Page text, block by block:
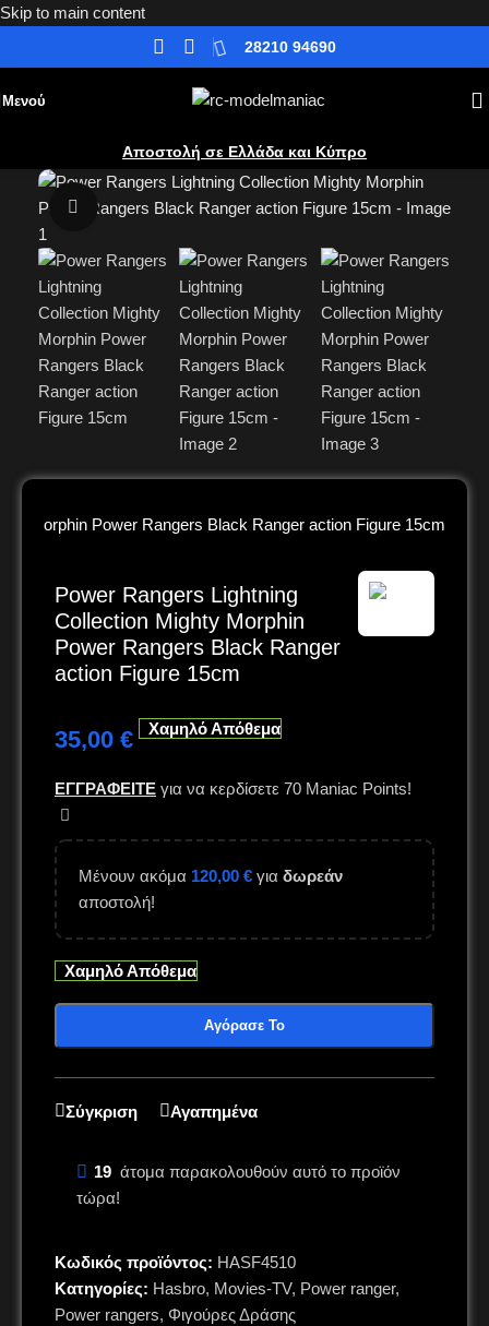
Skip to main content
28210 94690
Μενού
Αποστολή σε Ελλάδα και Κύπρο
Κλικ για μεγέθυνση
Morphin Power Rangers Black Ranger action Figure 15cm
Power Rangers Lightning
Collection Mighty Morphin
Power Rangers Black Ranger
action Figure 15cm
35,00 € Χαμηλό Απόθεμα
ΕΓΓΡΑΦΕΙΤΕ για να κερδίσετε 70 Maniac Points!
Μένουν ακόμα 120,00 € για δωρεάν
αποστολή!
Χαμηλό Απόθεμα
Αγόρασε Το
Σύγκριση Αγαπημένα
19 άτομα παρακολουθούν αυτό το προϊόν
τώρα!
Κωδικός προϊόντος: HASF4510
Κατηγορίες: Hasbro, Movies-TV, Power ranger,
Power rangers, Φιγούρες Δράσης